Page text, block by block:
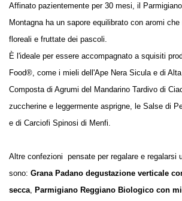
Affinato pazientemente per 30 mesi, il
Montagna ha un sapore equilibrato con aromi
floreali e fruttate dei pascoli.
È l'ideale per essere accompagnato a squisiti
Food®, come i mieli dell'Ape Nera Sicula e di
Composta di Agrumi del Mandarino Tardivo di
zuccherine e leggermente asprigne, le Salse di
e di Carciofi Spinosi di Menfi.
Altre confezioni pensate per regalare e regalarsi
sono: Grana Padano degustazione verticale
secca Parmigiano Reggiano Biologico con